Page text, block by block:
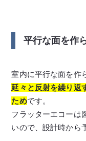
平行な面を作
室内に平行な面を作
延々と反射を繰り返
ためです。
フラッターエコーは
いので、設計時から